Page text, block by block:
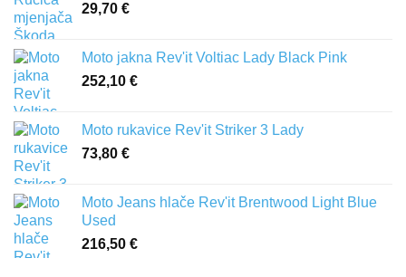
29,70 €
Moto jakna Rev'it Voltiac Lady Black Pink
252,10 €
Moto rukavice Rev'it Striker 3 Lady
73,80 €
Moto Jeans hlače Rev'it Brentwood Light Blue
Used
216,50 €